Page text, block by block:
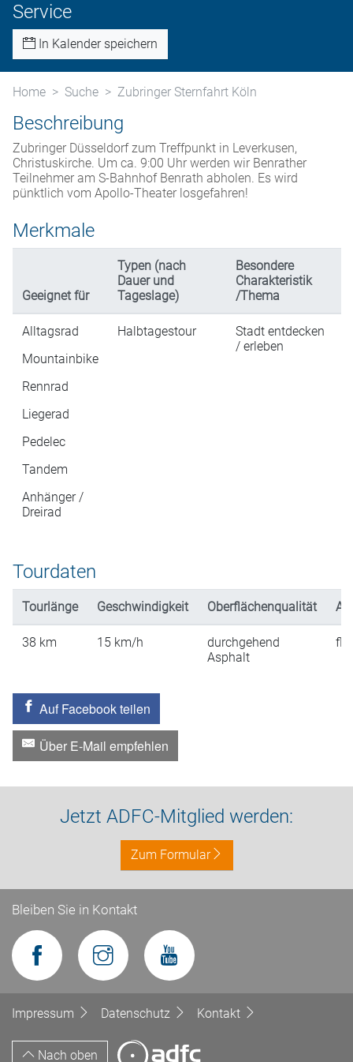
Service
In Kalender speichern
Home Suche Zubringer Sternfahrt Köln
Beschreibung
Zubringer Düsseldorf zum Treffpunkt in Leverkusen,
Christuskirche. Um ca. 9:00 Uhr werden wir Benrather
Teilnehmer am S-Bahnhof Benrath abholen. Es wird
pünktlich vom Apollo-Theater losgefahren!
Merkmale
Geeignet für
Typen (nach
Dauer und
Tageslage)
Besondere
Charakteristik
/Thema
Alltagsrad
Mountainbike
Rennrad
Liegerad
Pedelec
Tandem
Anhänger /
Dreirad
Halbtagestour
Stadt entdecken
/ erleben
Tourdaten
Tourlänge Geschwindigkeit Oberflächenqualität
38 km 15 km/h
durchgehend
Asphalt
Auf Facebook teilen
Über E-Mail empfehlen
Jetzt ADFC-Mitglied werden:
Zum Formular
Bleiben Sie in Kontakt
Impressum Datenschutz Kontakt
Nach oben